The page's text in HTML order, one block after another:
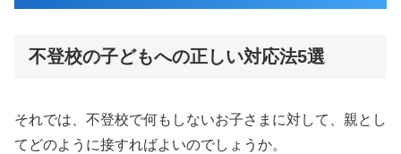
不登校の子どもへの正しい対応法5選
それでは、不登校で何もしないお子さまに対して、親とし
てどのように接すればよいのでしょうか。